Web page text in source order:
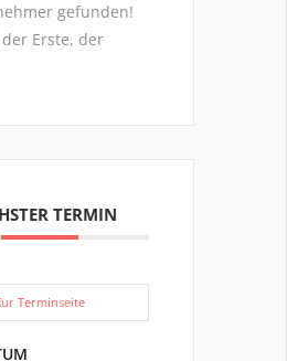
gefunden!
der Erste, der
TERMIN
Terminseite